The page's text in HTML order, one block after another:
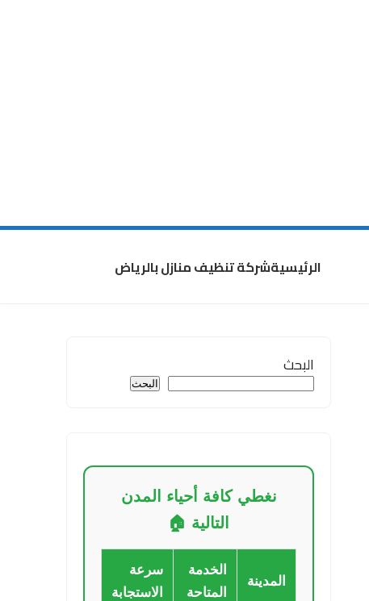
الرئيسيةشركة تنظيف منازل بالرياض
البحث
البحث
نغطي كافة أحياء المدن
التالية 🏠
المدينة
الخدمة
المتاحة
سرعة
الاستجابة